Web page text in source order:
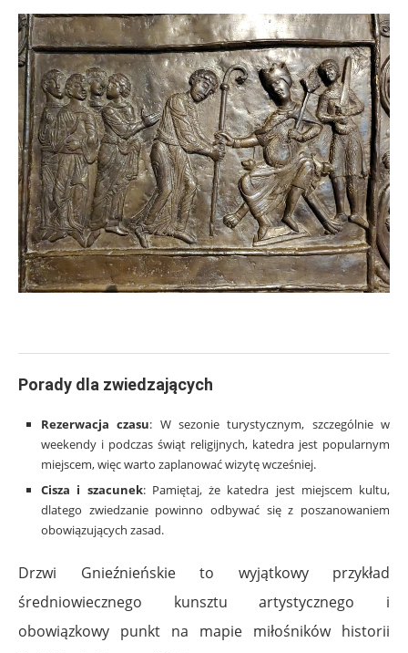
Porady dla zwiedzających
Rezerwacja czasu: W sezonie turystycznym, szczególnie w
weekendy i podczas świąt religijnych, katedra jest popularnym
miejscem, więc warto zaplanować wizytę wcześniej.
Cisza i szacunek: Pamiętaj, że katedra jest miejscem kultu,
dlatego zwiedzanie powinno odbywać się z poszanowaniem
obowiązujących zasad.
Drzwi Gnieźnieńskie to wyjątkowy przykład
średniowiecznego kunsztu artystycznego i
obowiązkowy punkt na mapie miłośników historii